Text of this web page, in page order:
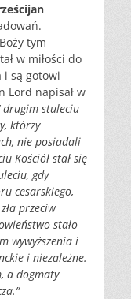
tym
w miłości do
i są gotowi
Lord napisał w
drugim stuleciu
którzy
nie posiadali
Kościół stał się
gdy
cesarskiego,
przeciw
stało
wywyższenia i
i niezależne.
a dogmaty